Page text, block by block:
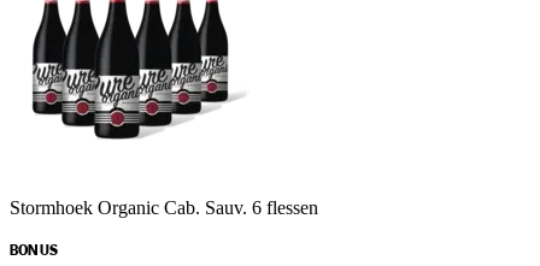
Stormhoek Organic Cab. Sauv. 6 flessen
BONUS